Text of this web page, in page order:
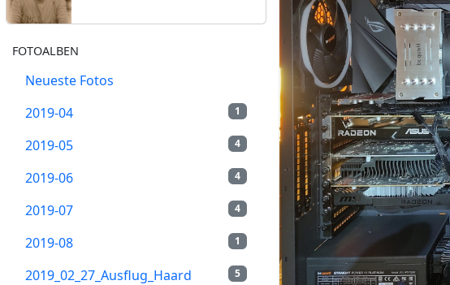
FOTOALBEN
Neueste Fotos
1
2019-04
4
2019-05
4
2019-06
4
2019-07
1
2019-08
5
2019_02_27_Ausflug_Haard